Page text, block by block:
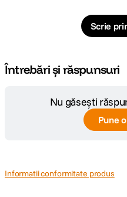
DETALII PRODUCATORScrie
Întrebări și răspunsuri
Nu găsești
Pune
Informatii conformitate produs